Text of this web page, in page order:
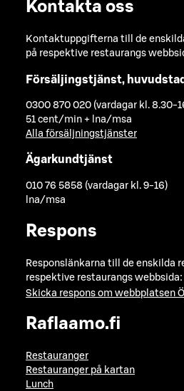
Kontakta oss
Kontaktuppgifterna till de
på respektive restaurangs
Försäljingstjänst,
0300 870 020 (vardagar kl. 8.30-
51 cent/min + lna/msa
Alla försäljningstjänster
Ägarkundtjänst
010 76 5858 (vardagar kl. 9-16)
lna/msa
Respons
Responslänkarna till de enskilda
respektive restaurangs webbsida:
Skicka respons om webbplatsen
Raflaamo.fi
Restauranger
Restauranger på kartan
Lunch